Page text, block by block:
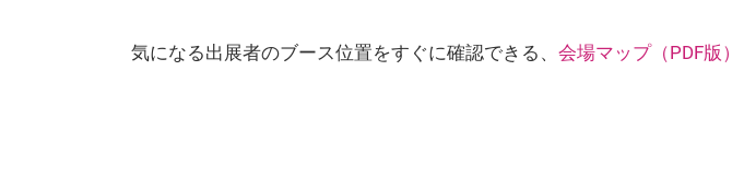
気になる出展者のブース位置をすぐに確認できる、 会場マップ（PDF版）